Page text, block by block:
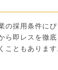
の採用条件に
ら即レスを徹
こともあります